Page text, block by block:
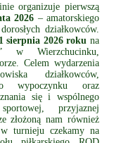
organizuje pierwszą
2026 – amatorskiego
działkowców.
1 sierpnia 2026 roku na
w Wierzchucinku,
Celem wydarzenia
działkowców,
wypoczynku oraz
się i wspólnego
przyjaznej
złożoną nam również
turnieju czekamy na